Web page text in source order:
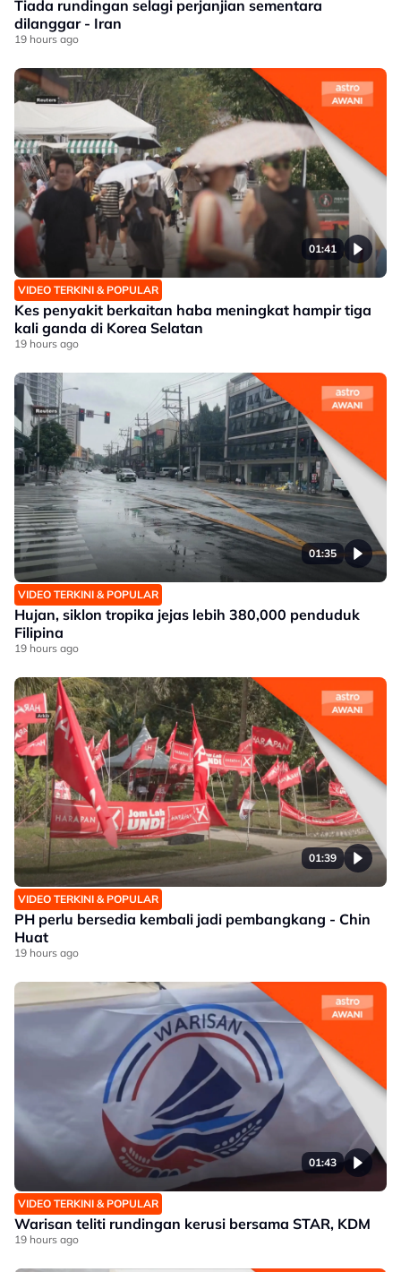
Tiada rundingan selagi perjanjian sementara
dilanggar - Iran
19 hours ago
01:41
VIDEO TERKINI & POPULAR
Kes penyakit berkaitan haba meningkat hampir tiga
kali ganda di Korea Selatan
19 hours ago
01:35
VIDEO TERKINI & POPULAR
Hujan, siklon tropika jejas lebih 380,000 penduduk
Filipina
19 hours ago
01:39
VIDEO TERKINI & POPULAR
PH perlu bersedia kembali jadi pembangkang - Chin
Huat
19 hours ago
01:43
VIDEO TERKINI & POPULAR
Warisan teliti rundingan kerusi bersama STAR, KDM
19 hours ago